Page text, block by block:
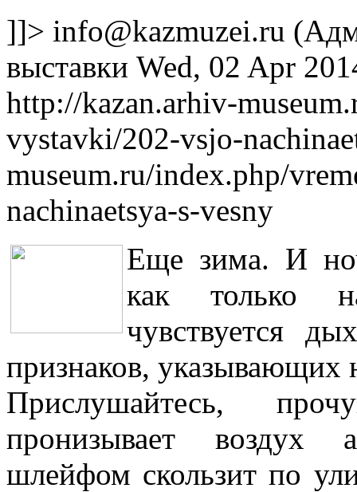
]]> info@kazmuzei.ru
выставки Wed, 02 Apr
http://kazan.arhiv-
vystavki/202-vsjo-
museum.ru/index.php/
nachinaetsya-s-vesny
Еще зима. И
как только
чувствуется
признаков, указывающих
Прислушайтесь,
пронизывает воздух
шлейфом скользит по